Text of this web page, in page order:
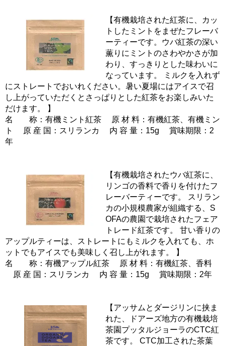
【有機栽培された紅茶に、カッ
トしたミントをまぜたフレーバ
ーティーです。ウバ紅茶の深い
薫りにミントのさわやかさが加
わり、すっきりとした味わいに
なっています。 ミルクを入れず
にストレートでおいれください。暑い夏場にはアイスで召
し上がっていただくとさっぱりとした紅茶をお楽しみいた
だけます。 】
名 称：有機ミント紅茶 原 材 料：有機紅茶、有機ミン
ト 原 産 国：スリランカ 内 容 量：15g 賞味期限：2
年
【有機栽培されたウバ紅茶に、
リンゴの香料で香りを付けたフ
レーバーティーです。 スリラン
カの小規模農家が組織する、S
OFAの農園で栽培されたフェア
トレード紅茶です。 甘い香りの
アップルティーは、ストレートにもミルクを入れても、ホ
ットでもアイスでも美味しく召し上がれます。 】
名 称：有機アップル紅茶 原 材 料：有機紅茶、香料
原 産 国：スリランカ 内 容 量：15g 賞味期限：2年
【アッサムとダージリンに挟ま
れた、ドアーズ地方の有機栽培
茶園プッタルジョーラのCTC紅
茶です。 CTC加工された茶葉